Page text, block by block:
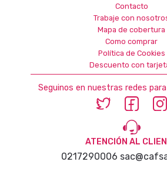
Contacto
Trabaje con
Mapa de cobertura
Como comprar
Política de Cookies
Descuento con
Seguinos en nuestras redes
ATENCIÓN AL
0217290006